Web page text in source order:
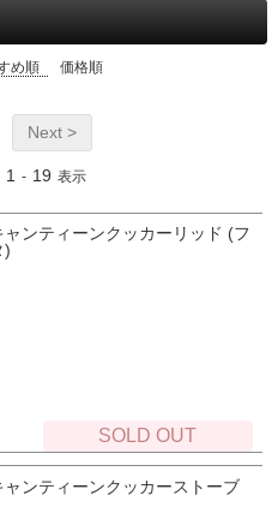
め順 価格順
Next >
1 - 19 表示
ャンティーンクッカーリッド (フ
)
SOLD OUT
ャンティーンクッカーストーブ